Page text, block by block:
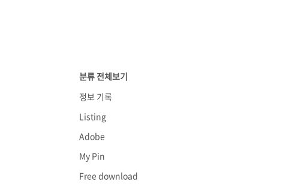
분류 전체보기
정보 기록
Listing
Adobe
My Pin
Free download